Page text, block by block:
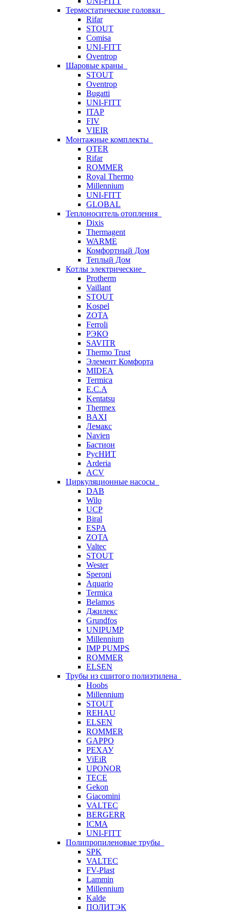
Термостатические головки
Rifar
STOUT
Comisa
UNI-FITT
Oventrop
Шаровые краны
STOUT
Oventrop
Bugatti
UNI-FITT
ITAP
FIV
VIEIR
Монтажные комплекты
OTER
Rifar
ROMMER
Royal Thermo
Millennium
UNI-FITT
GLOBAL
Теплоноситель отопления
Dixis
Thermagent
WARME
Комфортный Дом
Теплый Дом
Котлы электрические
Protherm
Vaillant
STOUT
Kospel
ZOTA
Ferroli
РЭКО
SAVITR
Thermo Trust
Элемент Комфорта
MIDEA
Termica
E.C.A
Kentatsu
Thermex
BAXI
Лемакс
Navien
Бастион
РусНИТ
Arderia
ACV
Циркуляционные насосы
DAB
Wilo
UCP
Biral
ESPA
ZOTA
Valtec
STOUT
Wester
Speroni
Aquario
Termica
Belamos
Джилекс
Grundfos
UNIPUMP
Millennium
IMP PUMPS
ROMMER
ELSEN
Трубы из сшитого полиэтилена
Hoobs
Millennium
STOUT
REHAU
ELSEN
ROMMER
GAPPO
РЕХАУ
ViEiR
UPONOR
TECE
Gekon
Giacomini
VALTEC
BERGERR
ICMA
UNI-FITT
Полипропиленовые трубы
SPK
VALTEC
FV-Plast
Lammin
Millennium
Kalde
ПОЛИТЭК